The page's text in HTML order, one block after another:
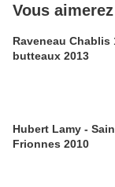
Vous
Raveneau Chablis
butteaux 2013
Hubert Lamy -
Frionnes 2010